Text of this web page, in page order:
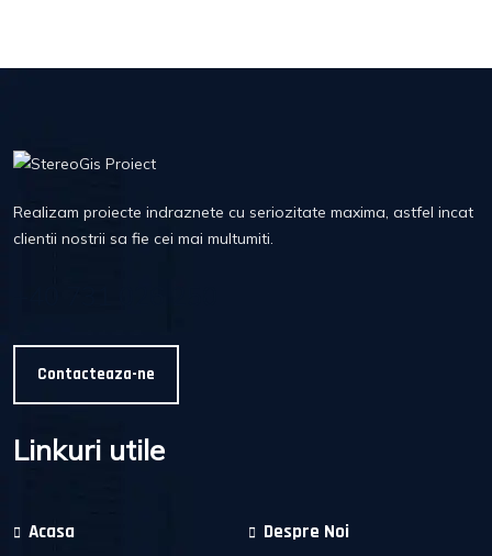
Realizam proiecte indraznete cu seriozitate maxima, astfel incat
clientii nostrii sa fie cei mai multumiti.
Contacteaza-ne
Linkuri utile
Acasa
Despre Noi